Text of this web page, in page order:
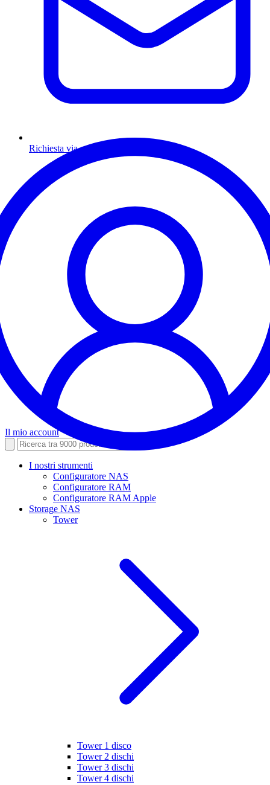
Richiesta via email
Il mio account
I nostri strumenti
Configuratore NAS
Configuratore RAM
Configuratore RAM Apple
Storage NAS
Tower
Tower 1 disco
Tower 2 dischi
Tower 3 dischi
Tower 4 dischi